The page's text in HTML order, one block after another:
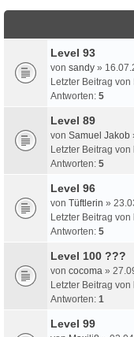
Level 93
von sandy »
Letzter Beitrag von
Antworten: 5
Level 89
von Samuel Jakob
Letzter Beitrag von
Antworten: 5
Level 96
von Tüftlerin »
Letzter Beitrag von
Antworten: 5
Level 100 ???
von cocoma »
Letzter Beitrag von
Antworten: 1
Level 99